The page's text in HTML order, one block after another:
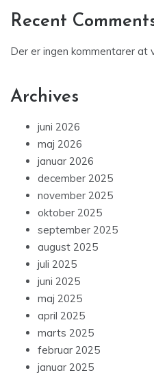
Recent
Der er ingen kommentarer at
Archives
juni 2026
maj 2026
januar 2026
december 2025
november 2025
oktober 2025
september 2025
august 2025
juli 2025
juni 2025
maj 2025
april 2025
marts 2025
februar 2025
januar 2025